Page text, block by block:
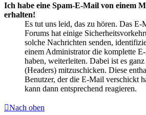
Ich habe eine Spam-E-Mail von einem
erhalten!
Es tut uns leid, das zu hören. Das E-
Forums hat einige
solche Nachrichten senden,
einem Administrator die komplette
haben, weiterleiten. Dabei ist es
(Headers) mitzuschicken. Diese
Benutzer, der die E-Mail verschickt
kann dann entsprechend reagieren.
Nach oben